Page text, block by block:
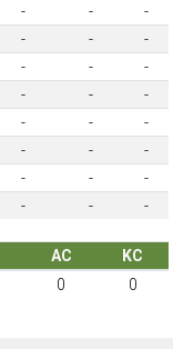
- -
-
- -
-
- -
-
- -
-
- -
-
- -
-
- -
-
- - -
AC
KC
0 0